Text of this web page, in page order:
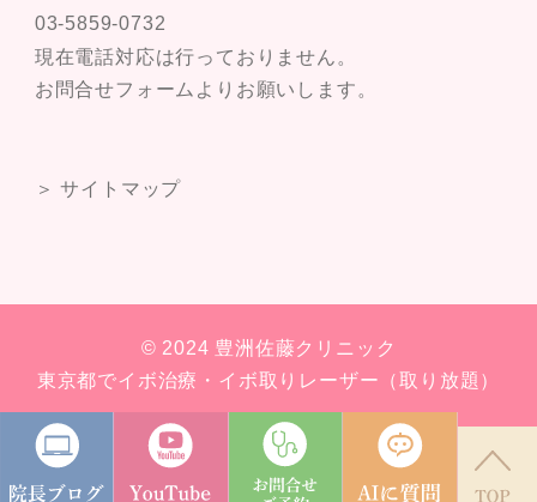
03-5859-0732
現在電話対応は行っておりません。
お問合せフォームよりお願いします。
＞ サイトマップ
© 2024 豊洲佐藤クリニック
東京都でイボ治療・イボ取りレーザー（取り放題）